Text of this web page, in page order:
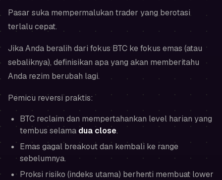
Pasar suka mempermalukan trader yang berotasi
terlalu cepat.
Jika Anda beralih dari fokus BTC ke fokus emas (atau
sebaliknya), definisikan apa yang akan memberitahu
Anda rezim berubah lagi.
Pemicu reversi praktis:
BTC reclaim dan mempertahankan level harian yang
tembus selama dua close.
Emas gagal breakout dan kembali ke range
sebelumnya.
Proksi risiko (indeks utama) berhenti membuat lower